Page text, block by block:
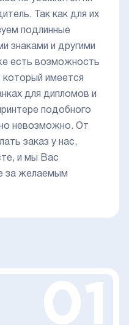
Так как для их
подлинные
знаками и другими
есть возможность
который имеется
для дипломов и
подобного
невозможно. От
заказ у нас,
и мы Вас
за желаемым